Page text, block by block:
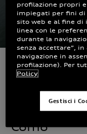
16-17
Como
profilazione propri
impiegati per fini di
sito web e al fine di
linea con le
durante la
senza accettare”,
navigazione in
profilazione). Per
Policy
Gestisci i